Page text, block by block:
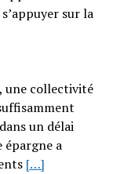
sur la
une collectivité
un délai
a
[…]